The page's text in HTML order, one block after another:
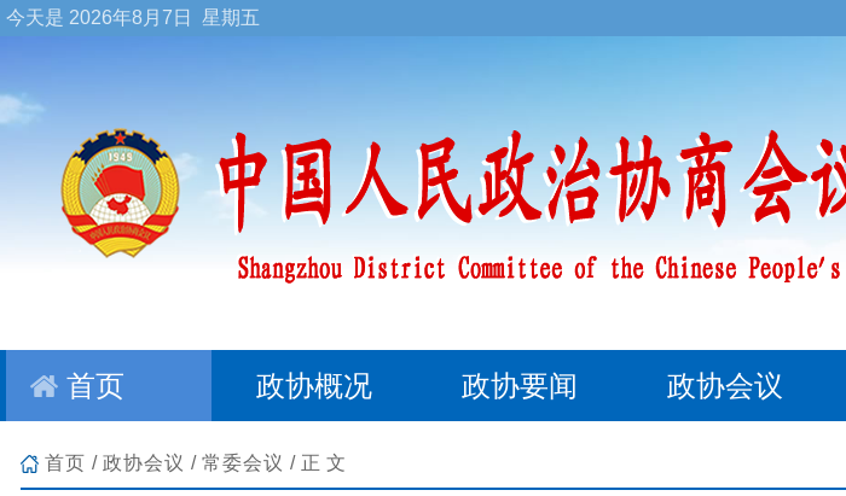
今天是 2026年8月7日 星期五
首页 政协概况 政协要闻 政协会议
首页 / 政协会议 / 常委会议 /正文